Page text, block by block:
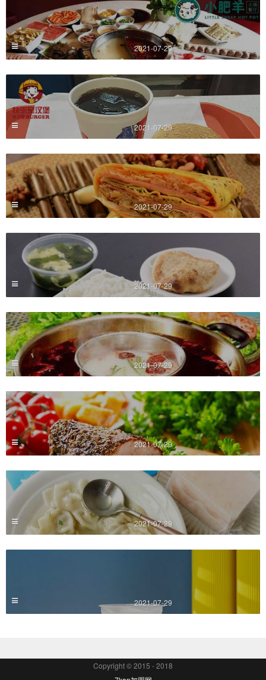
2021-07-29
2021-07-29
2021-07-29
2021-07-29
2021-07-29
2021-07-29
2021-07-29
2021-07-29
Copyright © 2015 - 2018